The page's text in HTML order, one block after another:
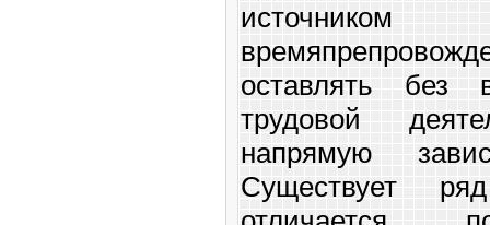
оставлять без
трудовой
напрямую
Существует